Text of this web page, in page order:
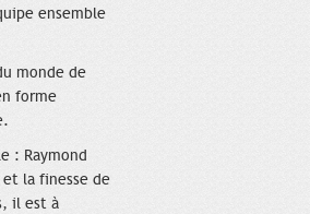
ensemble
monde de
forme
: Raymond
et la finesse de
il est à